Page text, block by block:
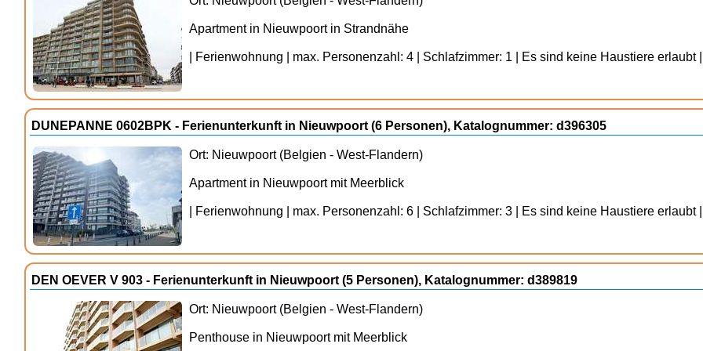
Apartment in Nieuwpoort in Strandnähe
| Ferienwohnung | max. Personenzahl: 4 | Schlafzimmer: 1 | Es sind keine Haustiere erlaubt |
DUNEPANNE 0602BPK - Ferienunterkunft in Nieuwpoort (6 Personen), Katalognummer: d396305
Ort: Nieuwpoort (Belgien - West-Flandern)
Apartment in Nieuwpoort mit Meerblick
| Ferienwohnung | max. Personenzahl: 6 | Schlafzimmer: 3 | Es sind keine Haustiere erlaubt |
DEN OEVER V 903 - Ferienunterkunft in Nieuwpoort (5 Personen), Katalognummer: d389819
Ort: Nieuwpoort (Belgien - West-Flandern)
Penthouse in Nieuwpoort mit Meerblick